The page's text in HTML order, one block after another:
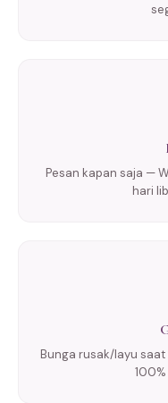
Pesan kapan saja —
hari
Bunga rusak/layu saat